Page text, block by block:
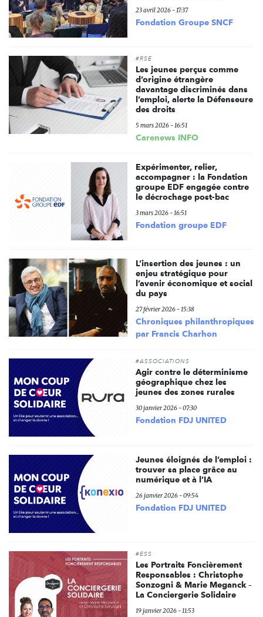
23 avril 2026 - 17:37
Fondation Groupe SNCF
#RSE
Les jeunes perçus comme
d’origine étrangère
davantage discriminés dans
l’emploi, alerte la Défenseure
des droits
5 mars 2026 - 16:51
Carenews INFO
Expérimenter, relier,
accompagner : la Fondation
groupe EDF engagée contre
le décrochage post-bac
3 mars 2026 - 16:51
Fondation groupe EDF
L’insertion des jeunes : un
enjeu stratégique pour
l’avenir économique et social
du pays
27 février 2026 - 15:38
Chroniques philanthropiques
par Francis Charhon
#ASSOCIATIONS
Agir contre le déterminisme
géographique chez les
jeunes des zones rurales
30 janvier 2026 - 07:30
Fondation FDJ UNITED
Jeunes éloignés de l’emploi :
trouver sa place grâce au
numérique et à l’IA
26 janvier 2026 - 09:54
Fondation FDJ UNITED
#ESS
Les Portraits Foncièrement
Responsables : Christophe
Sonzogni & Marie Meganck –
La Conciergerie Solidaire
19 janvier 2026 - 11:53